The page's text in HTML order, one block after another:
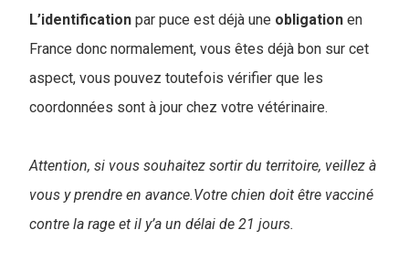
L’identification par puce est déjà une obligation en
France donc normalement, vous êtes déjà bon sur cet
aspect, vous pouvez toutefois vérifier que les
coordonnées sont à jour chez votre vétérinaire.
Attention, si vous souhaitez sortir du territoire, veillez à
vous y prendre en avance.Votre chien doit être vacciné
contre la rage et il y’a un délai de 21 jours.